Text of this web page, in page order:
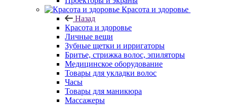
Красота и здоровье
Назад
Красота и здоровье
Личные вещи
Зубные щетки и ирригаторы
Бритье, стрижка волос, эпиляторы
Медицинское оборудование
Товары для укладки волос
Часы
Товары для маникюра
Массажеры